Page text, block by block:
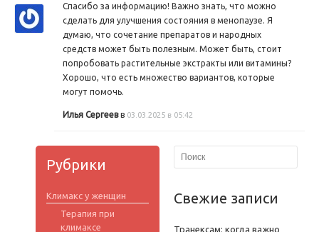
Спасибо за информацию! Важно знать, что можно
сделать для улучшения состояния в менопаузе. Я
думаю, что сочетание препаратов и народных
средств может быть полезным. Может быть, стоит
попробовать растительные экстракты или витамины?
Хорошо, что есть множество вариантов, которые
могут помочь.
Илья Сергеевв 03.03.2025 в 05:42
Рубрики
Климакс у женщин
Терапия при
климаксе
Свежие записи
Транексам: когда важно